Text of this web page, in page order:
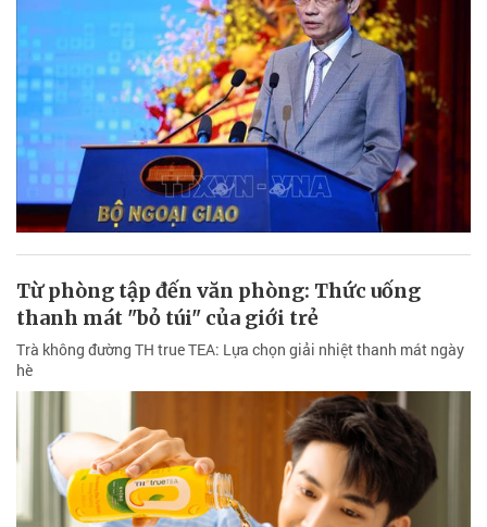
Từ phòng tập đến văn phòng: Thức uống
thanh mát "bỏ túi" của giới trẻ
Trà không đường TH true TEA: Lựa chọn giải nhiệt thanh mát ngày
hè